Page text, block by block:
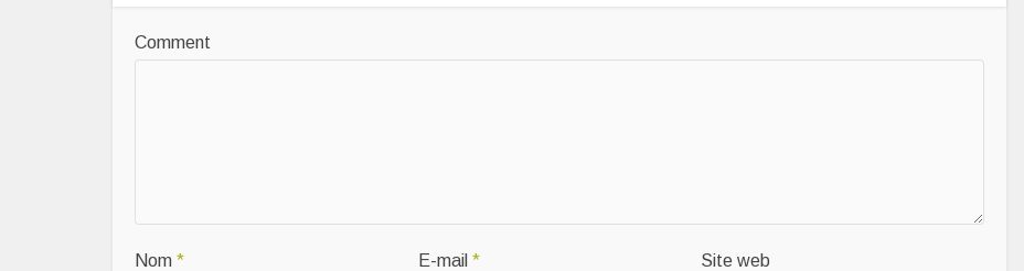
Comment
Nom * E-mail * Site web